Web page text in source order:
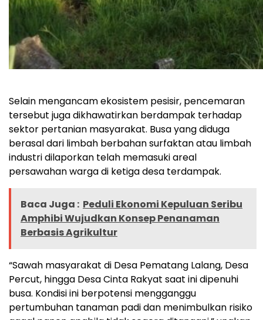
Selain mengancam ekosistem pesisir, pencemaran
tersebut juga dikhawatirkan berdampak terhadap
sektor pertanian masyarakat. Busa yang diduga
berasal dari limbah berbahan surfaktan atau limbah
industri dilaporkan telah memasuki areal
persawahan warga di ketiga desa terdampak.
Baca Juga : Peduli Ekonomi Kepuluan Seribu
Amphibi Wujudkan Konsep Penanaman
Berbasis Agrikultur
“Sawah masyarakat di Desa Pematang Lalang, Desa
Percut, hingga Desa Cinta Rakyat saat ini dipenuhi
busa. Kondisi ini berpotensi mengganggu
pertumbuhan tanaman padi dan menimbulkan risiko